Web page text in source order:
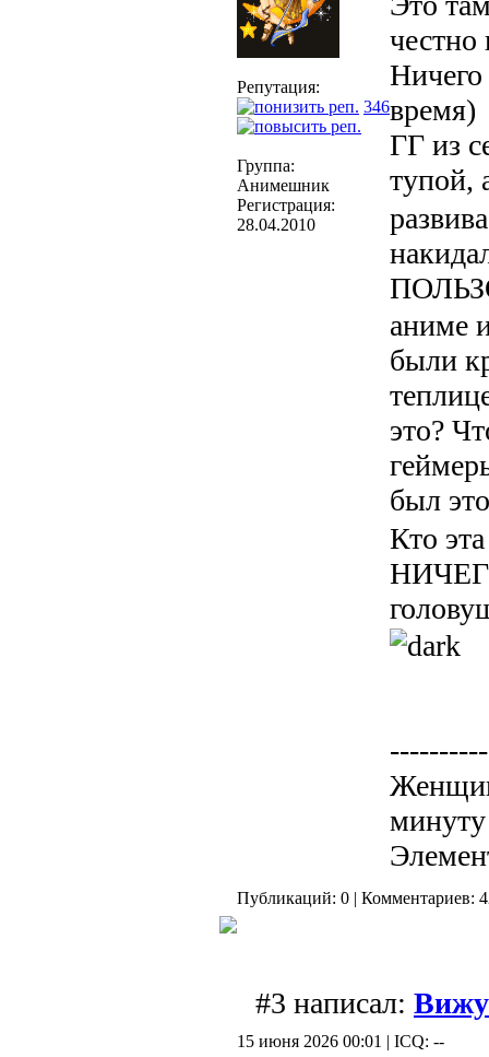
Репутация:
346
Группа:
Анимешник
Регистрация:
28.04.2010
честно
Ничего
время)
ГГ из
тупой,
аниме
были
это?
был
Кто
минуту
Публикаций: 0 | Комментариев:
#3 написал: Вижу
15 июня 2026 00:01 | ICQ: --